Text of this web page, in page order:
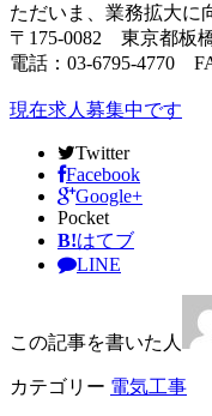
ただいま、業務拡大に
〒175-0082 東京都板
電話：03-6795-4770
現在求人募集中です
Twitter
Facebook
Google+
Pocket
B!はてブ
LINE
この記事を書いた人
カテゴリー 電気工事